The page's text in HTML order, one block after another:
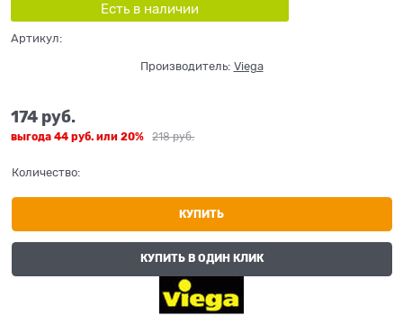
Есть в наличии
Артикул:
Производитель: Viega
218 руб.
174 руб.
выгода 44 руб. или 20%
Количество:
КУПИТЬ
КУПИТЬ В ОДИН КЛИК